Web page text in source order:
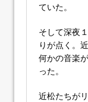
ていた。
そして深夜
りが点く。
何かの音楽
った。
近松たちが